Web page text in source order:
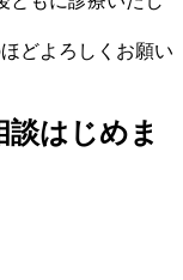
どよろしくお願い
はじめま